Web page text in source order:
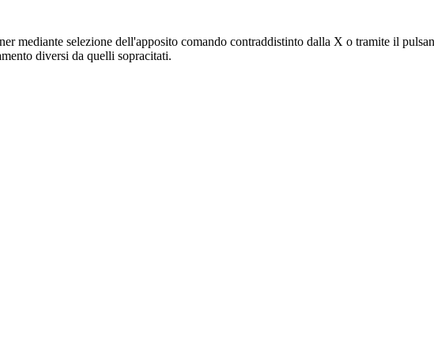
mediante selezione dell'apposito comando contraddistinto dalla X o tramite il
diversi da quelli sopracitati.